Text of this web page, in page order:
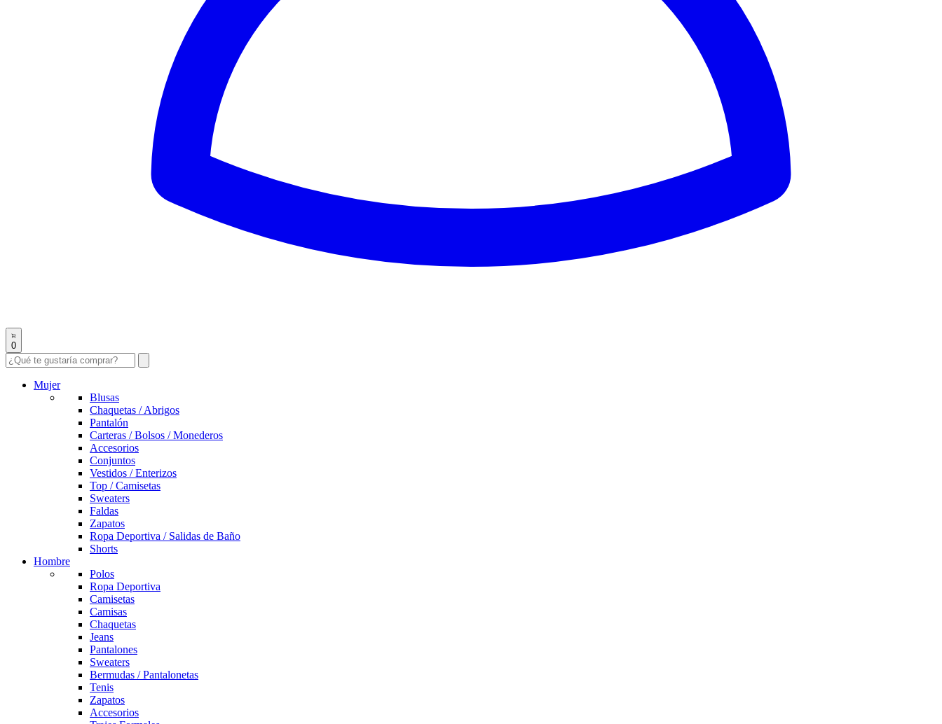
0
Mujer
Blusas
Chaquetas / Abrigos
Pantalón
Carteras / Bolsos / Monederos
Accesorios
Conjuntos
Vestidos / Enterizos
Top / Camisetas
Sweaters
Faldas
Zapatos
Ropa Deportiva / Salidas de Baño
Shorts
Hombre
Polos
Ropa Deportiva
Camisetas
Camisas
Chaquetas
Jeans
Pantalones
Sweaters
Bermudas / Pantalonetas
Tenis
Zapatos
Accesorios